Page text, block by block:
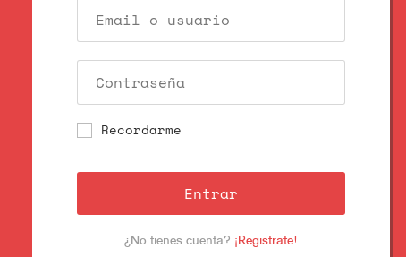
Recordarme
Entrar
¿No tienes cuenta? ¡Registrate!